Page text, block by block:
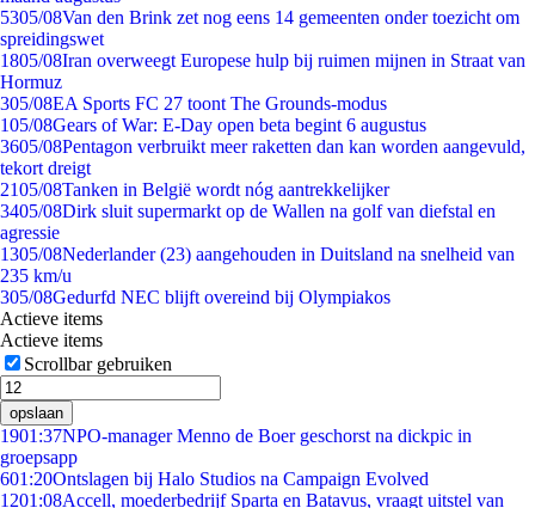
5305/08Van den Brink zet nog eens 14 gemeenten onder toezicht om
spreidingswet
1805/08Iran overweegt Europese hulp bij ruimen mijnen in Straat van
Hormuz
305/08EA Sports FC 27 toont The Grounds-modus
105/08Gears of War: E-Day open beta begint 6 augustus
3605/08Pentagon verbruikt meer raketten dan kan worden aangevuld,
tekort dreigt
2105/08Tanken in België wordt nóg aantrekkelijker
3405/08Dirk sluit supermarkt op de Wallen na golf van diefstal en
agressie
1305/08Nederlander (23) aangehouden in Duitsland na snelheid van
235 km/u
305/08Gedurfd NEC blijft overeind bij Olympiakos
Actieve items
Actieve items
Scrollbar gebruiken
opslaan
1901:37NPO-manager Menno de Boer geschorst na dickpic in
groepsapp
601:20Ontslagen bij Halo Studios na Campaign Evolved
1201:08Accell, moederbedrijf Sparta en Batavus, vraagt uitstel van